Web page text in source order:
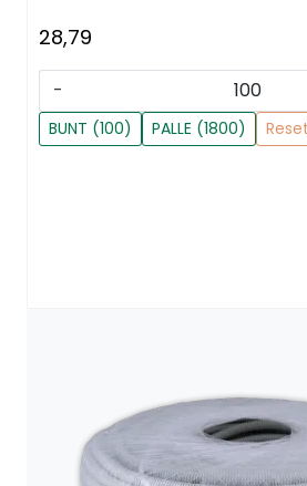
28,79
-
BUNT (100) PALLE (1800) Reset